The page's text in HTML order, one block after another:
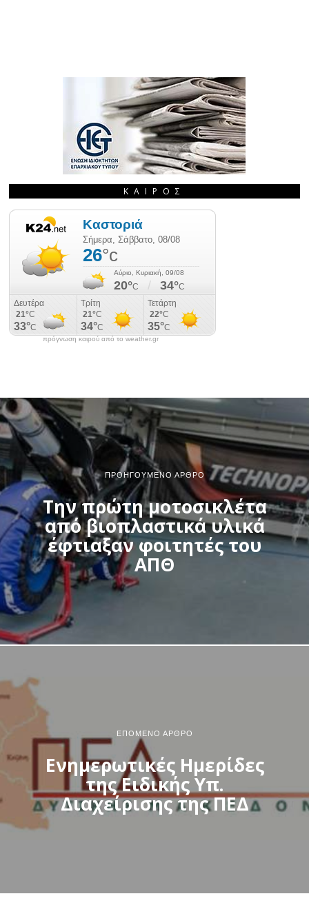
ΚΑΙΡΌΣ
πρόγνωση καιρού από το weather.gr
ΠΡΟΗΓΟΎΜΕΝΟ ΆΡΘΡΟ
Την πρώτη μοτοσικλέτα
από βιοπλαστικά υλικά
έφτιαξαν φοιτητές του
ΑΠΘ
ΕΠΌΜΕΝΟ ΆΡΘΡΟ
Ενημερωτικές Ημερίδες
της Ειδικής Υπ.
Διαχείρισης της ΠΕΔ